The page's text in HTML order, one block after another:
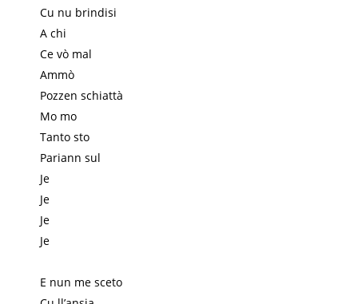
Cu nu brindisi
A chi
Ce vò mal
Ammò
Pozzen schiattà
Mo mo
Tanto sto
Pariann sul
Je
Je
Je
Je
E nun me sceto